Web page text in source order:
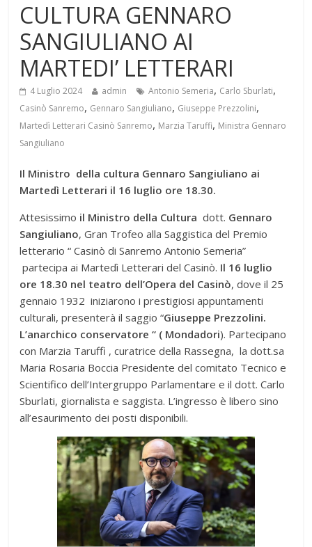
CULTURA GENNARO
SANGIULIANO AI
MARTEDI’ LETTERARI
4 Luglio 2024 admin Antonio Semeria, Carlo Sburlati,
Casinò Sanremo, Gennaro Sangiuliano, Giuseppe Prezzolini,
Martedì Letterari Casinò Sanremo, Marzia Taruffi, Ministra Gennaro
Sangiuliano
Il Ministro della cultura Gennaro Sangiuliano ai
Martedì Letterari il 16 luglio ore 18.30.
Attesissimo il Ministro della Cultura dott. Gennaro
Sangiuliano, Gran Trofeo alla Saggistica del Premio
letterario “ Casinò di Sanremo Antonio Semeria”
partecipa ai Martedì Letterari del Casinò. Il 16 luglio
ore 18.30 nel teatro dell’Opera del Casinò, dove il 25
gennaio 1932 iniziarono i prestigiosi appuntamenti
culturali, presenterà il saggio “Giuseppe Prezzolini.
L’anarchico conservatore “ ( Mondadori). Partecipano
con Marzia Taruffi , curatrice della Rassegna, la dott.sa
Maria Rosaria Boccia Presidente del comitato Tecnico e
Scientifico dell’Intergruppo Parlamentare e il dott. Carlo
Sburlati, giornalista e saggista. L’ingresso è libero sino
all’esaurimento dei posti disponibili.